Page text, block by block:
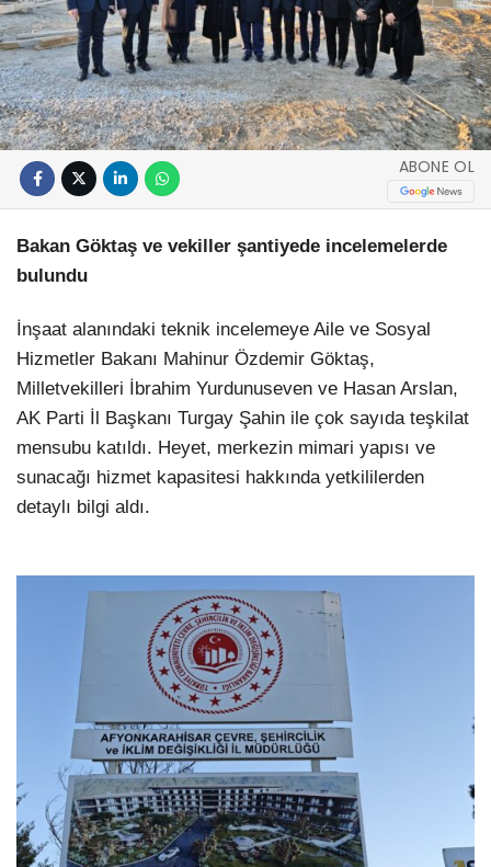
ABONE OL
Bakan Göktaş ve vekiller şantiyede incelemelerde
bulundu
İnşaat alanındaki teknik incelemeye Aile ve Sosyal
Hizmetler Bakanı Mahinur Özdemir Göktaş,
Milletvekilleri İbrahim Yurdunuseven ve Hasan Arslan,
AK Parti İl Başkanı Turgay Şahin ile çok sayıda teşkilat
mensubu katıldı. Heyet, merkezin mimari yapısı ve
sunacağı hizmet kapasitesi hakkında yetkililerden
detaylı bilgi aldı.